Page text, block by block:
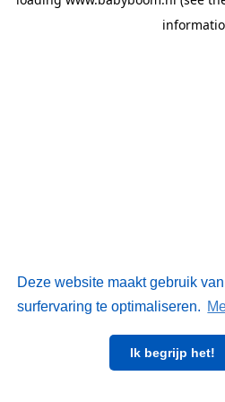
Deze website maakt gebruik
surfervaring te optimaliseren.
Ik begrijp het!